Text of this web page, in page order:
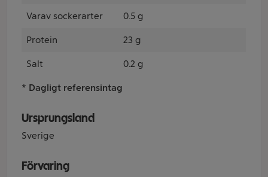
Varav sockerarter 0.5 g
Protein 23 g
Salt 0.2 g
* Dagligt referensintag
Ursprungsland
Sverige
Förvaring